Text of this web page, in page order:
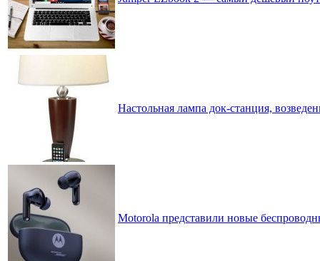
Настольная лампа док-станция,
Motorola представили новые